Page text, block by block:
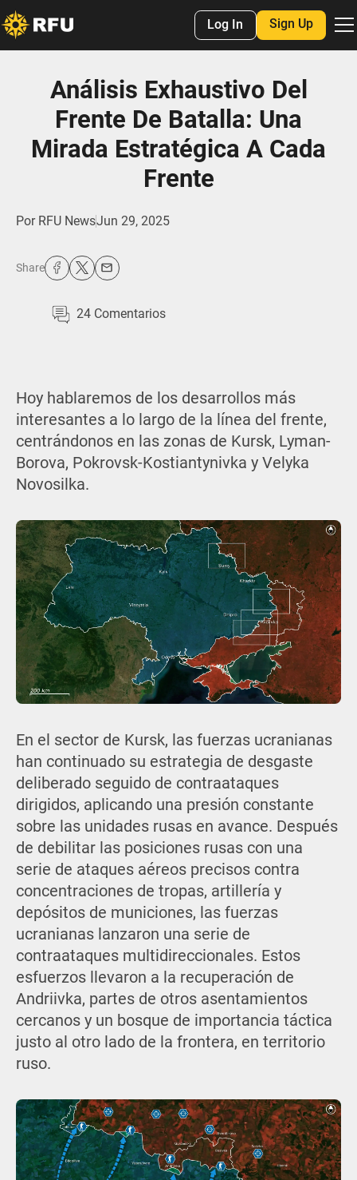
Log In Sign Up
Análisis Exhaustivo Del
Frente De Batalla: Una
Mirada Estratégica A Cada
Frente
Por RFU NewsJun 29, 2025
Share
24 Comentarios
Hoy hablaremos de los desarrollos más
interesantes a lo largo de la línea del frente,
centrándonos en las zonas de Kursk, Lyman-
Borova, Pokrovsk-Kostiantynivka y Velyka
Novosilka.
En el sector de Kursk, las fuerzas ucranianas
han continuado su estrategia de desgaste
deliberado seguido de contraataques
dirigidos, aplicando una presión constante
sobre las unidades rusas en avance. Después
de debilitar las posiciones rusas con una
serie de ataques aéreos precisos contra
concentraciones de tropas, artillería y
depósitos de municiones, las fuerzas
ucranianas lanzaron una serie de
contraataques multidireccionales. Estos
esfuerzos llevaron a la recuperación de
Andriivka, partes de otros asentamientos
cercanos y un bosque de importancia táctica
justo al otro lado de la frontera, en territorio
ruso.